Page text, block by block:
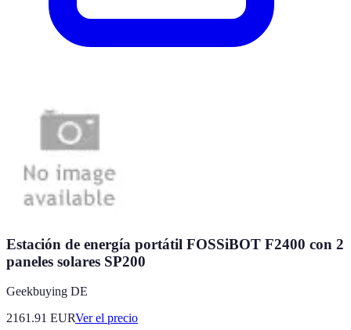
Estación de energía portátil FOSSiBOT F2400 con 2
paneles solares SP200
Geekbuying DE
2161.91 EURVer el precio